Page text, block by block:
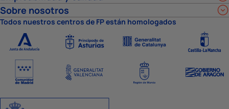
Sobre nosotros
Todos nuestros centros de FP están homologados